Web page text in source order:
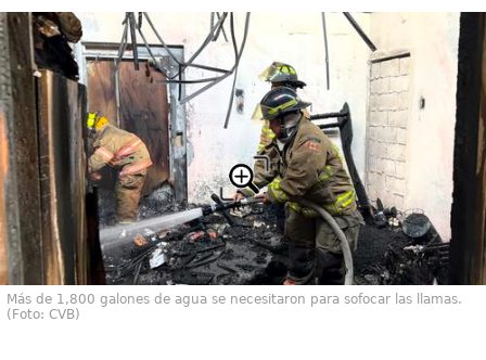
Más de 1,800 galones de agua se necesitaron para sofocar las llamas.
(Foto: CVB)